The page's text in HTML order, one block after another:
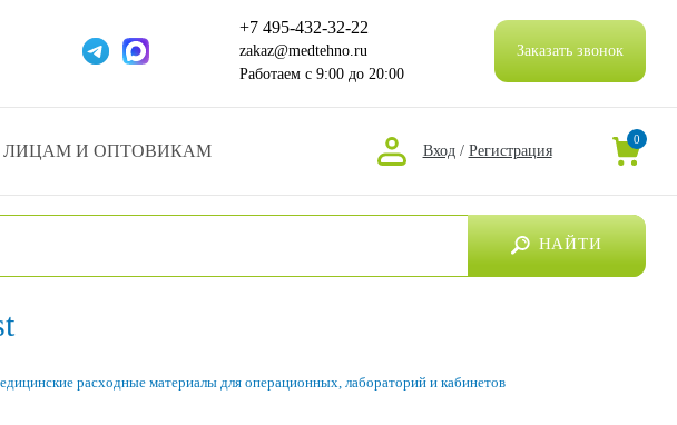
+7 495-432-32-22
zakaz@medtehno.ru
Работаем с 9:00 до 20:00
Заказать звонок
ЛИЦАМ И ОПТОВИКАМ Вход / Регистрация
0
НАЙТИ
расходные материалы для операционных, лабораторий и кабинетов